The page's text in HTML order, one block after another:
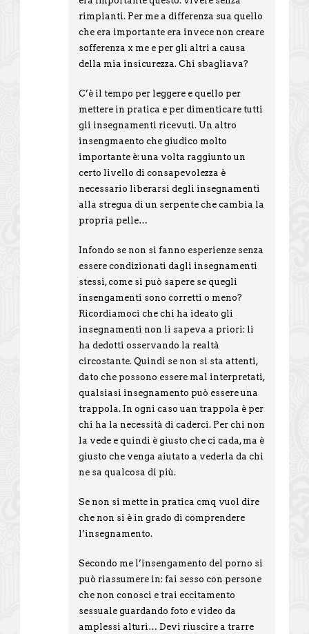
rimpianti. Per me a differenza sua quello
che era importante era invece non creare
sofferenza x me e per gli altri a causa
della mia insicurezza. Chi sbagliava?
C’è il tempo per leggere e quello per
mettere in pratica e per dimenticare tutti
gli insegnamenti ricevuti. Un altro
insengmaento che giudico molto
importante è: una volta raggiunto un
certo livello di consapevolezza è
necessario liberarsi degli insegnamenti
alla stregua di un serpente che cambia la
propria pelle…
Infondo se non si fanno esperienze senza
essere condizionati dagli insegnamenti
stessi, come si può sapere se quegli
insengamenti sono corretti o meno?
Ricordiamoci che chi ha ideato gli
insegnamenti non li sapeva a priori: li
ha dedotti osservando la realtà
circostante. Quindi se non si sta attenti,
dato che possono essere mal interpretati,
qualsiasi insegnamento può essere una
trappola. In ogni caso uan trappola è per
chi ha la necessità di caderci. Per chi non
la vede e quindi è giusto che ci cada, ma è
giusto che venga aiutato a vederla da chi
ne sa qualcosa di più.
Se non si mette in pratica cmq vuol dire
che non si è in grado di comprendere
l’insegnamento.
Secondo me l’insengamento del porno si
può riassumere in: fai sesso con persone
che non conosci e trai eccitamento
sessuale guardando foto e video da
amplessi alturi… Devi riuscire a trarre